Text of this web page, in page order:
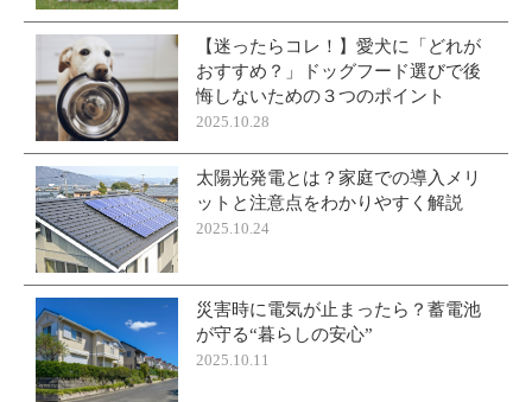
【迷ったらコレ！】愛犬に「どれが
おすすめ？」ドッグフード選びで後
悔しないための３つのポイント
2025.10.28
太陽光発電とは？家庭での導入メリ
ットと注意点をわかりやすく解説
2025.10.24
災害時に電気が止まったら？蓄電池
が守る“暮らしの安心”
2025.10.11